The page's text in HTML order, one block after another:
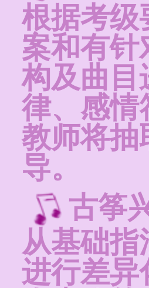
根据考级
案和有针
构及曲目
律、感情
教师将抽
导。
古筝
从基础指
进行差异